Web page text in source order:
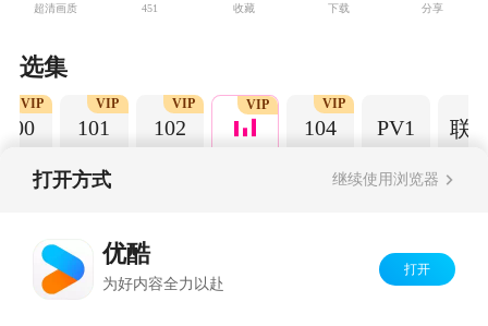
超清画质 451 收藏 下载 分享
选集
100
VIP
101
VIP
102
VIP VIP
104
VIP
PV1 联
打开方式 继续使用浏览器
优酷
为好内容全力以赴
打开